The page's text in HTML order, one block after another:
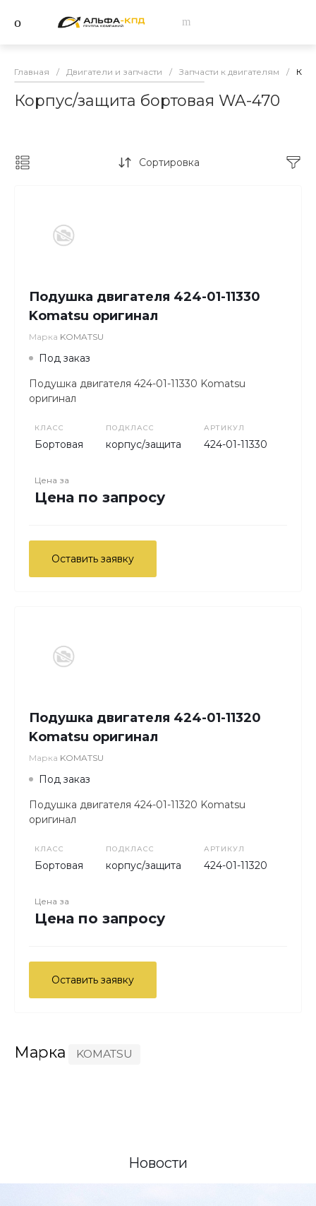
Главная / Двигатели и запчасти / Запчасти к двигателям /
Корпус/защита бортовая WA-470
Сортировка
Подушка двигателя 424-01-11330
Komatsu оригинал
Марка KOMATSU
Под заказ
Подушка двигателя 424-01-11330 Komatsu
оригинал
КЛАСС
Бортовая
ПОДКЛАСС
корпус/защита
АРТИКУЛ
424-01-11330
Цена за
Цена по запросу
Оставить заявку
Подушка двигателя 424-01-11320
Komatsu оригинал
Марка KOMATSU
Под заказ
Подушка двигателя 424-01-11320 Komatsu
оригинал
КЛАСС
Бортовая
ПОДКЛАСС
корпус/защита
АРТИКУЛ
424-01-11320
Цена за
Цена по запросу
Оставить заявку
Марка KOMATSU
Новости